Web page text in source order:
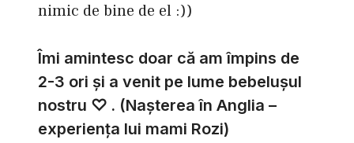
nimic de bine de el :))
Îmi amintesc doar că am împins de
2-3 ori şi a venit pe lume bebeluşul
nostru ♡ . (Naşterea în Anglia –
experienţa lui mami Rozi)